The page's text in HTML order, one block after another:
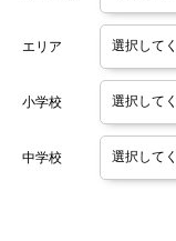
エリア
小学校
中学校